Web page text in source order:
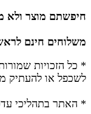
חיפשתם מוצר ולא
משלוחים חינם לראש
* כל הזכויות
לשכפל או להעתיק
* האתר בתהליכי